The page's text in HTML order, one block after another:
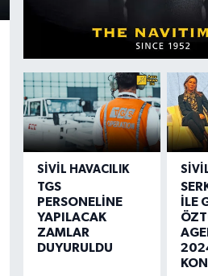
SIVIL HAVACILIK
TGS
PERSONELİNE
YAPILACAK
ZAMLAR
DUYURULDU
İLE